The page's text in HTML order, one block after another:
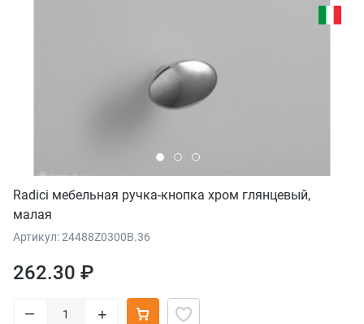
Radici мебельная ручка-кнопка хром глянцевый,
малая
Артикул: 24488Z0300B.36
262.30 ₽
– +